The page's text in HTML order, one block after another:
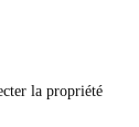
payer une
la propriété